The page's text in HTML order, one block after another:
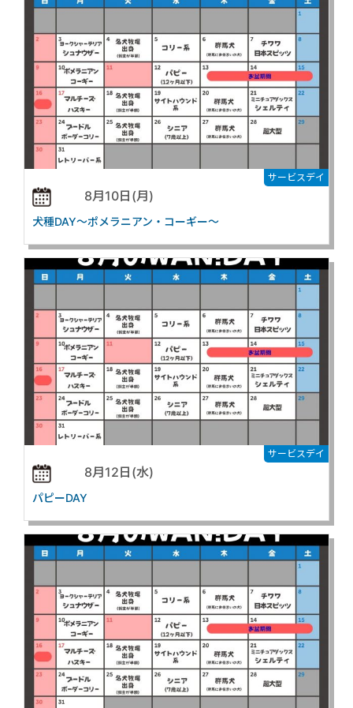
サービスデイ
8月10日(月)
犬種DAY～ポメラニアン・コーギー～
サービスデイ
8月12日(水)
パピーDAY